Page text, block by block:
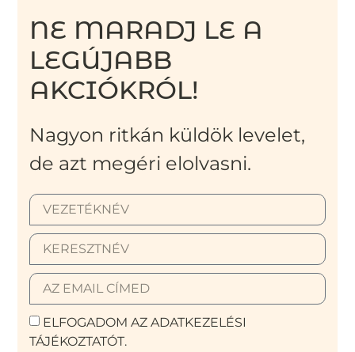
NE MARADJ LE A
LEGÚJABB
AKCIÓKRÓL!
Nagyon ritkán küldök levelet,
de azt megéri elolvasni.
ELFOGADOM AZ ADATKEZELÉSI
TÁJÉKOZTATÓT.